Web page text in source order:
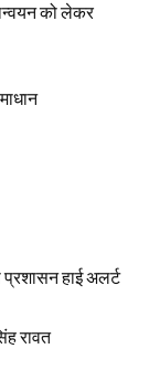
को लेकर
प्रशासन हाई अलर्ट
रावत